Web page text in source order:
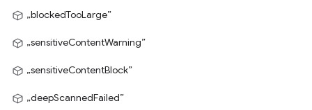
„blockedTooLarge”
„sensitiveContentWarning”
„sensitiveContentBlock”
„deepScannedFailed”